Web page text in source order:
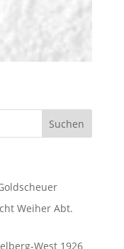
Weiher Abt.
West 1926